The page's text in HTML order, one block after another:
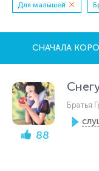
Для малышей
СНАЧАЛА
88
Братья